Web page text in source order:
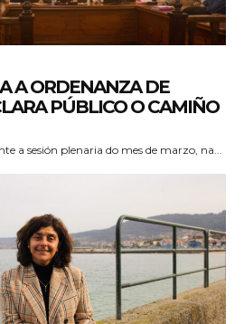
A ORDENANZA DE
PÚBLICO O CAMIÑO
a sesión plenaria do mes de marzo, na...